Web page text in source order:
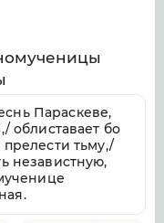
кончину
Небесное
наша благая!
еже по Бозе и
на Тя
во
с тобою и
блаженства
заступлении
Отца, и Сына,
Параскеве,
облиставает бо
тьму,/
независтную,